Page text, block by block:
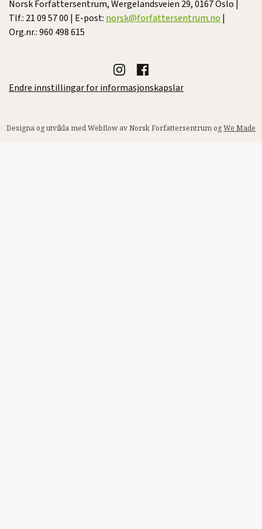
Norsk Forfattersentrum, Wergelandsveien 29, 0167 Oslo |
Tlf.: 21 09 57 00 | E-post: norsk@forfattersentrum.no |
Org.nr.: 960 498 615
Endre innstillingar for informasjonskapslar
Designa og utvikla med Webflow av Norsk Forfattersentrum ogWe Made